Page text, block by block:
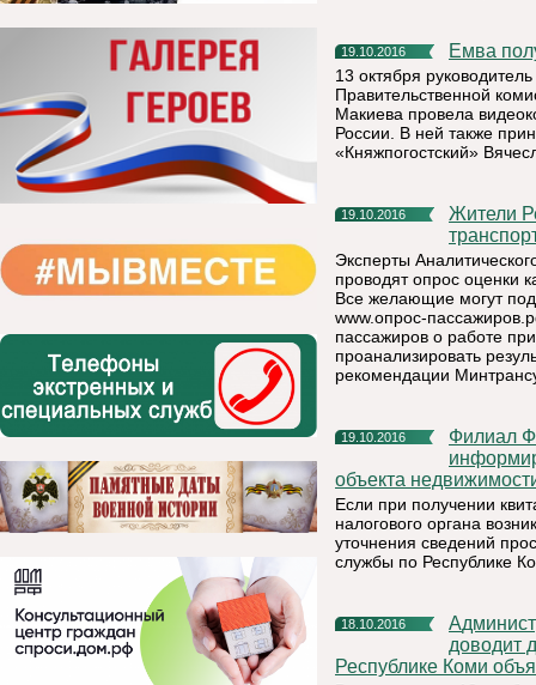
19.10.2016 Емва
13 октября
Правительственной
Макиева провела
России. В ней также
«Княжпогостский»
19.10.2016
Жители Республики Коми могут улучшить качество
Эксперты
проводят опрос оценки
Все желающие могут
www.опрос-
пассажиров о работе
проанализировать
рекомендации
19.10.2016
Филиал ФГБУ «ФКП Росреестра» по Республике Коми
объекта
Если при получении
налогового органа
уточнения сведений
службы по Республике
18.10.2016
Администрация муниципального района «Княжпогостский»
доводит
Республике Коми